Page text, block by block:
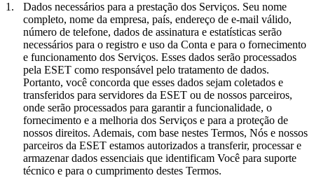
1. Dados necessários para a prestação dos Serviços. Seu nome
completo, nome da empresa, país, endereço de e-mail válido,
número de telefone, dados de assinatura e estatísticas serão
necessários para o registro e uso da Conta e para o fornecimento
e funcionamento dos Serviços. Esses dados serão processados
pela ESET como responsável pelo tratamento de dados.
Portanto, você concorda que esses dados sejam coletados e
transferidos para servidores da ESET ou de nossos parceiros,
onde serão processados para garantir a funcionalidade, o
fornecimento e a melhoria dos Serviços e para a proteção de
nossos direitos. Ademais, com base nestes Termos, Nós e nossos
parceiros da ESET estamos autorizados a transferir, processar e
armazenar dados essenciais que identificam Você para suporte
técnico e para o cumprimento destes Termos.